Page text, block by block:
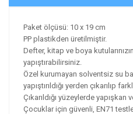
Paket ölçüsü: 10 x 19 cm
PP plastikden üretilmiştir.
Defter, kitap ve boya
yapıştırabilirsiniz.
Özel kurumayan solventsiz su
yapıştırıldığı yerden çıkarılıp
Çıkarıldığı yüzeylerde yapışkan
Çocuklar için güvenli, EN71